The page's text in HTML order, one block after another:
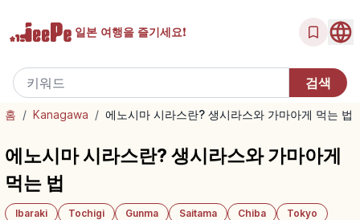
일본 여행을 즐기세요!
홈 / Kanagawa / 에노시마 시라스란? 생시라스와 가마아게 먹는 법
에노시마 시라스란? 생시라스와 가마아게
먹는 법
Ibaraki Tochigi Gunma Saitama Chiba
Tokyo